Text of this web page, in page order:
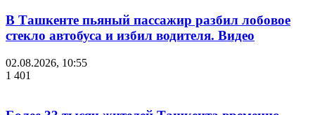
В Ташкенте пьяный пассажир разбил лобовое
стекло автобуса и избил водителя. Видео
02.08.2026, 10:55
1 401